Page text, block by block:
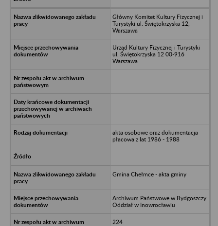
Główny Komitet Kultury Fizycznej i
Turystyki ul. Świętokrzyska 12,
Warszawa
Urząd Kultury Fizycznej i Turystyki
ul. Świętokrzyska 12 00-916
Warszawa
akta osobowe oraz dokumentacja
płacowa z lat 1986 - 1988
Gmina Chełmce - akta gminy
Archiwum Państwowe w Bydgoszczy
Oddział w Inowrocławiu
224